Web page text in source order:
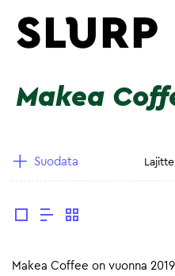
Makea
Suodata
Makea Coffee on vuonna